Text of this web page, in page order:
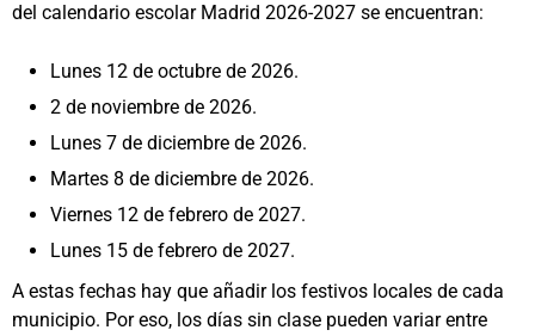
del calendario escolar Madrid 2026-2027 se encuentran:
Lunes 12 de octubre de 2026.
2 de noviembre de 2026.
Lunes 7 de diciembre de 2026.
Martes 8 de diciembre de 2026.
Viernes 12 de febrero de 2027.
Lunes 15 de febrero de 2027.
A estas fechas hay que añadir los festivos locales de cada
municipio. Por eso, los días sin clase pueden variar entre